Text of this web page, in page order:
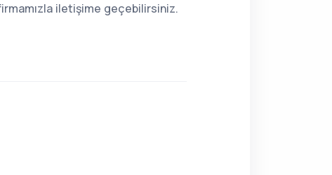
iletişime geçebilirsiniz.